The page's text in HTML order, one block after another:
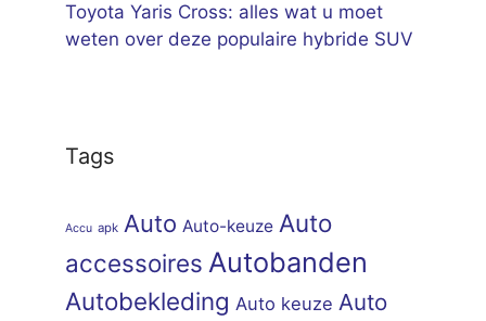
Toyota Yaris Cross: alles wat u moet
weten over deze populaire hybride SUV
Tags
Accu apk Auto Auto-keuze Auto
accessoires Autobanden
Autobekleding Auto keuze Auto